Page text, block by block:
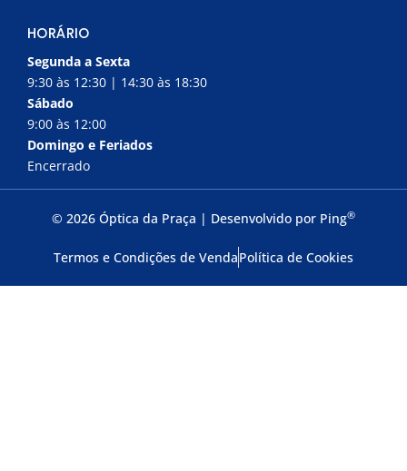
HORÁRIO
Segunda a Sexta
9:30 às 12:30 | 14:30 às 18:30
Sábado
9:00 às 12:00
Domingo e Feriados
Encerrado
© 2026 Óptica da Praça | Desenvolvido por Ping®
Termos e Condições de VendaPolítica de Cookies